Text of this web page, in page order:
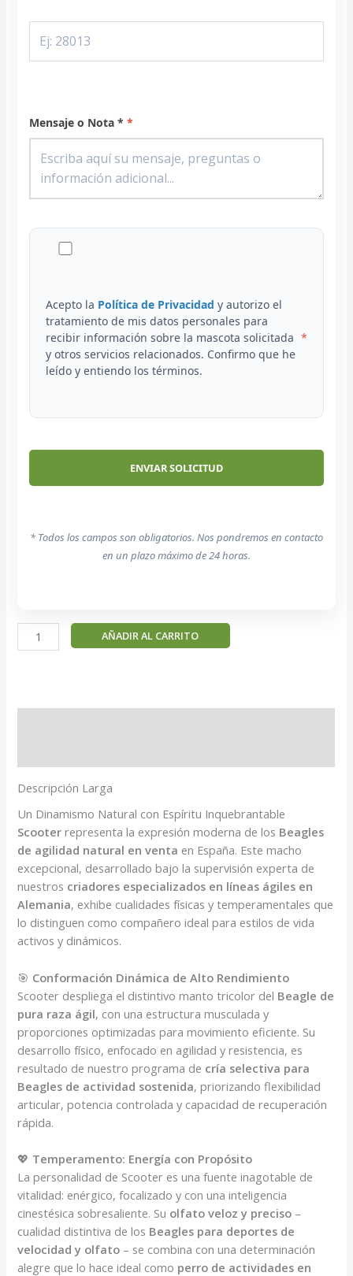
Mensaje o Nota *
Acepto la Política de Privacidad y autorizo el
tratamiento de mis datos personales para
recibir información sobre la mascota solicitada
y otros servicios relacionados. Confirmo que he
leído y entiendo los términos.
* Todos los campos son obligatorios. Nos pondremos en contacto
en un plazo máximo de 24 horas.
Scooter
-
AÑADIR AL CARRITO
Descripción Larga
Un Dinamismo Natural con Espíritu Inquebrantable
Scooter representa la expresión moderna de los Beagles
de agilidad natural en venta en España. Este macho
excepcional, desarrollado bajo la supervisión experta de
nuestros criadores especializados en líneas ágiles en
Alemania, exhibe cualidades físicas y temperamentales que
lo distinguen como compañero ideal para estilos de vida
activos y dinámicos.
🎯 Conformación Dinámica de Alto Rendimiento
Scooter despliega el distintivo manto tricolor del Beagle de
pura raza ágil, con una estructura musculada y
proporciones optimizadas para movimiento eficiente. Su
desarrollo físico, enfocado en agilidad y resistencia, es
resultado de nuestro programa de cría selectiva para
Beagles de actividad sostenida, priorizando flexibilidad
articular, potencia controlada y capacidad de recuperación
rápida.
💖 Temperamento: Energía con Propósito
La personalidad de Scooter es una fuente inagotable de
vitalidad: enérgico, focalizado y con una inteligencia
cinestésica sobresaliente. Su olfato veloz y preciso –
cualidad distintiva de los Beagles para deportes de
velocidad y olfato – se combina con una determinación
alegre que lo hace ideal como perro de actividades en